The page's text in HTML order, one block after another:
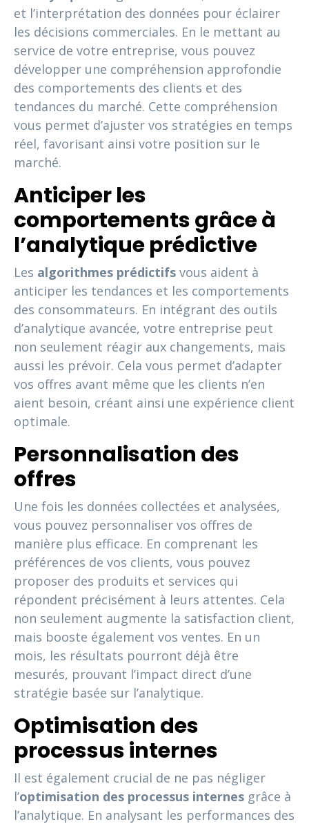
et l’interprétation des données pour éclairer
les décisions commerciales. En le mettant au
service de votre entreprise, vous pouvez
développer une compréhension approfondie
des comportements des clients et des
tendances du marché. Cette compréhension
vous permet d’ajuster vos stratégies en temps
réel, favorisant ainsi votre position sur le
marché.
Anticiper les
comportements grâce à
l’analytique prédictive
Les algorithmes prédictifs vous aident à
anticiper les tendances et les comportements
des consommateurs. En intégrant des outils
d’analytique avancée, votre entreprise peut
non seulement réagir aux changements, mais
aussi les prévoir. Cela vous permet d’adapter
vos offres avant même que les clients n’en
aient besoin, créant ainsi une expérience client
optimale.
Personnalisation des
offres
Une fois les données collectées et analysées,
vous pouvez personnaliser vos offres de
manière plus efficace. En comprenant les
préférences de vos clients, vous pouvez
proposer des produits et services qui
répondent précisément à leurs attentes. Cela
non seulement augmente la satisfaction client,
mais booste également vos ventes. En un
mois, les résultats pourront déjà être
mesurés, prouvant l’impact direct d’une
stratégie basée sur l’analytique.
Optimisation des
processus internes
Il est également crucial de ne pas négliger
l’optimisation des processus internes grâce à
l’analytique. En analysant les performances des